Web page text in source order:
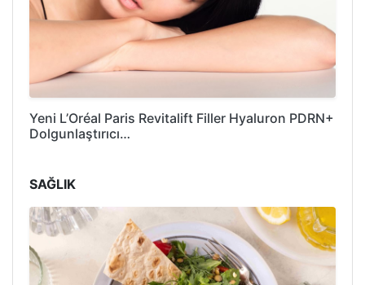
Yeni L’Oréal Paris Revitalift Filler Hyaluron PDRN+
Dolgunlaştırıcı…
SAĞLIK